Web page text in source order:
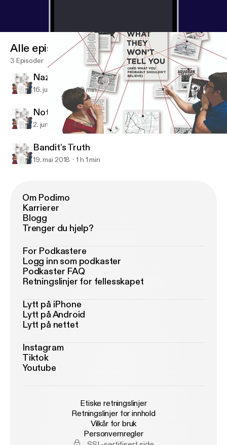
What They Won't Tell You (And What You Probably Shouldn't
Alle episoder
3 Episoder
Nazi Penguins
16. juni 2018 59 min
Not A Cult Zeta Talk
2. juni 2018 47 min
Bandit's Truth
19. mai 2018 1 h 1 min
Om Podimo
Karrierer
Blogg
Trenger du hjelp?
For Podkastere
Logg inn som podkaster
Podkaster FAQ
Retningslinjer for fellesskapet
Lytt på iPhone
Lytt på Android
Lytt på nettet
Instagram
Tiktok
Youtube
Etiske retningslinjer
Retningslinjer for innhold
Vilkår for bruk
Personvernregler